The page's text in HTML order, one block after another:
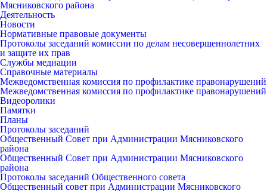
Мясниковского района
Деятельность
Новости
Нормативные правовые документы
Протоколы заседаний комиссии по делам несовершеннолетних
и защите их прав
Службы медиации
Справочные материалы
Межведомственная комиссия по профилактике правонарушений
Межведомственная комиссия по профилактике правонарушений
Видеоролики
Памятки
Планы
Протоколы заседаний
Общественный Совет при Администрации Мясниковского
района
Общественный Совет при Администрации Мясниковского
района
Протоколы заседаний Общественного совета
Общественный совет при Администрации Мясниковского